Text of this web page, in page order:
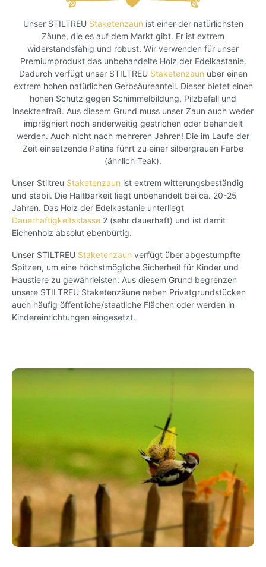
Unser STILTREU Staketenzaun ist einer der natürlichsten
Zäune, die es auf dem Markt gibt. Er ist extrem
widerstandsfähig und robust. Wir verwenden für unser
Premiumprodukt das unbehandelte Holz der Edelkastanie.
Dadurch verfügt unser STILTREU Staketenzaun über einen
extrem hohen natürlichen Gerbsäureanteil. Dieser bietet einen
hohen Schutz gegen Schimmelbildung, Pilzbefall und
Insektenfraß. Aus diesem Grund muss unser Zaun auch weder
imprägniert noch anderweitig gestrichen oder behandelt
werden. Auch nicht nach mehreren Jahren! Die im Laufe der
Zeit einsetzende Patina führt zu einer silbergrauen Farbe
(ähnlich Teak).
Unser Stiltreu Staketenzaun ist extrem witterungsbeständig
und stabil. Die Haltbarkeit liegt unbehandelt bei ca. 20-25
Jahren. Das Holz der Edelkastanie unterliegt
Dauerhaftigkeitsklasse 2 (sehr dauerhaft) und ist damit
Eichenholz absolut ebenbürtig.
Unser STILTREU Staketenzaun verfügt über abgestumpfte
Spitzen, um eine höchstmögliche Sicherheit für Kinder und
Haustiere zu gewährleisten. Aus diesem Grund begrenzen
unsere STILTREU Staketenzäune neben Privatgrundstücken
auch häufig öffentliche/staatliche Flächen oder werden in
Kindereinrichtungen eingesetzt.